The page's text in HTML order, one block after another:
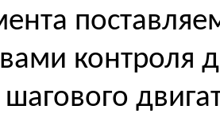
контроля